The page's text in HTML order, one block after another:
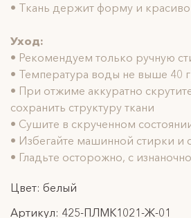
• Ткань держит форму и
Уход:
• Рекомендуем только ручную
• Температура воды не выше 40
• При отжиме аккуратно
сохранить структуру ткани
• Сушите в скрученном
• Избегайте машинной стирки и
• Гладьте осторожно, с
Цвет: белый
Артикул: 425-ПЛМК1021-Ж-01